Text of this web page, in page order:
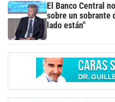
El Banco Central
sobre un sobrante
lado están"